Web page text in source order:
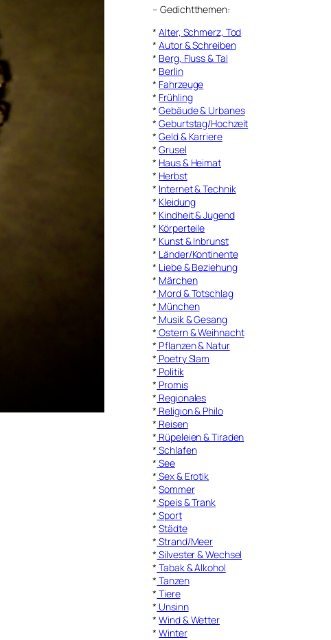
–Gedichtthemen:
*Alter, Schmerz, Tod
*Autor & Schreiben
* Berg, Fluss & Tal
* Berlin
* Fahrzeuge
* Frühling
*Gebäude & Urbanes
*Geburtstag/Hochzeit
*Geld & Karriere
*Grusel
* Haus & Heimat
* Herbst
* Internet & Technik
* Kleidung
* Kindheit & Jugend
* Körperteile
* Kunst & Inbrunst
* Länder/Kontinente
* Liebe & Beziehung
* Märchen
* Mord & Totschlag
* München
* Musik & Gesang
* Ostern & Weihnacht
* Pflanzen & Natur
* Poetry Slam
* Politik
* Promis
* Regionales
* Religion & Philo
* Reisen
* Rüpeleien & Tiraden
* Schlafen
* See
* Sex & Erotik
*Sommer
* Speis & Trank
* Sport
*Städte
* Strand/Meer
* Silvester & Wechsel
* Tabak & Alkohol
* Tanzen
* Tiere
* Unsinn
*Wind & Wetter
*Winter